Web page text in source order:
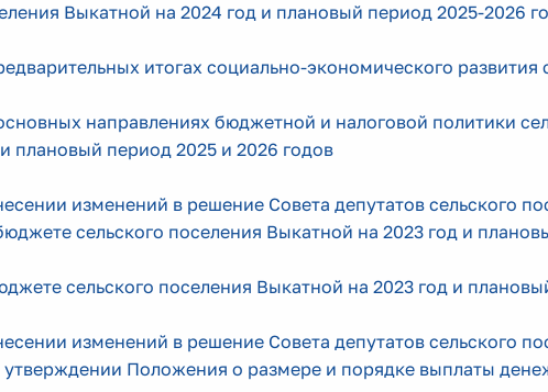
Выкатной на 2024 год и плановый период 2025-2026
итогах социально-экономического развития
направлениях бюджетной и налоговой политики
плановый период 2025 и 2026 годов
изменений в решение Совета депутатов сельского
сельского поселения Выкатной на 2023 год и
сельского поселения Выкатной на 2023 год и
изменений в решение Совета депутатов сельского
Положения о размере и порядке выплаты